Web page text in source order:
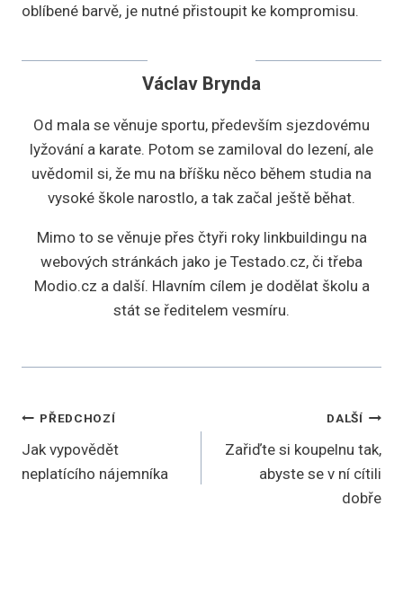
oblíbené barvě, je nutné přistoupit ke kompromisu.
Václav Brynda
Od mala se věnuje sportu, především sjezdovému
lyžování a karate. Potom se zamiloval do lezení, ale
uvědomil si, že mu na bříšku něco během studia na
vysoké škole narostlo, a tak začal ještě běhat.
Mimo to se věnuje přes čtyři roky linkbuildingu na
webových stránkách jako je Testado.cz, či třeba
Modio.cz a další. Hlavním cílem je dodělat školu a
stát se ředitelem vesmíru.
Navigace
pro
PŘEDCHOZÍ
Jak vypovědět
neplatícího nájemníka
DALŠÍ
Zařiďte si koupelnu tak,
abyste se v ní cítili
dobře